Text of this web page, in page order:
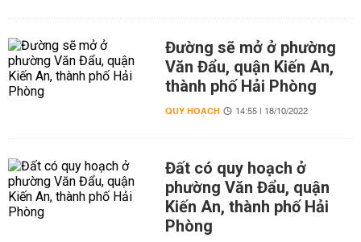
Đường sẽ mở ở phường
Văn Đẩu, quận Kiến An,
thành phố Hải Phòng
QUY HOẠCH 14:55 | 18/10/2022
Đất có quy hoạch ở
phường Văn Đẩu, quận
Kiến An, thành phố Hải
Phòng